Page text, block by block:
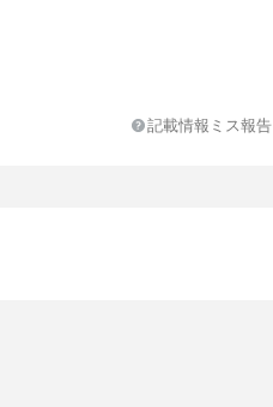
ーガニック乾燥豆類、オーガニック
、オーガニックタピオカ粉、オーガ
ガニック乾燥ジャガイモ、エンドウ
ロッコリー、加水分解酵母（マンナ
セージ、乳酸、ユッカフォーム抽出
クス微生物（イースト菌、乳酸菌、
記載情報ミス報告